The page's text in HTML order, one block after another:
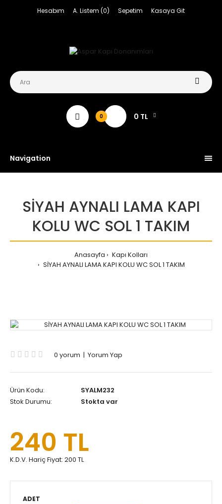
Hesabım A. Listem (0) Sepetim Kasaya Git
0 0 TL
Navigation
SİYAH AYNALI LAMA KAPI
KOLU WC SOL 1 TAKIM
Anasayfa
Kapı Kolları
SİYAH AYNALI LAMA KAPI KOLU WC SOL 1 TAKIM
0 yorum | Yorum Yap
Ürün Kodu:
SYALM232
Stok Durumu:
Stokta var
240 TL
K.D.V. Hariç Fiyat: 200 TL
ADET